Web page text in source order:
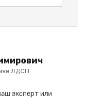
ЛДСП
эксперт или